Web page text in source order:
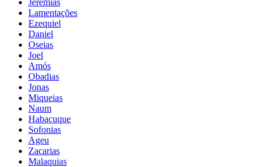
Lamentações
Ezequiel
Daniel
Oseias
Joel
Amós
Obadias
Jonas
Miqueias
Naum
Habacuque
Sofonias
Ageu
Zacarias
Malaquias